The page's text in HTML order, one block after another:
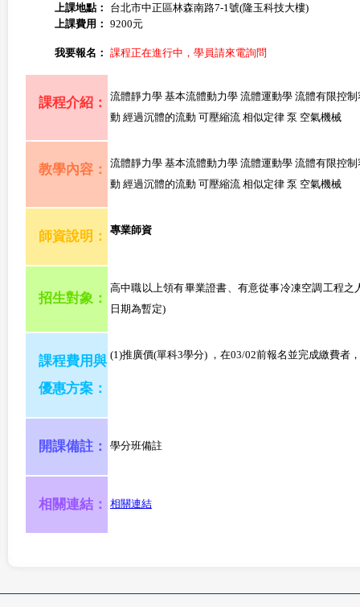
上課地點：
台北市中正區林森南路7-1號(隆玉科技大樓)
上課費用： 9200元
我要報名： 課程正在進行中，學員請來電詢問
課程介紹：
流體靜力學 基本流體動力學 流體運動學 流體有限控
動 經過沉體的流動 可壓縮流 相似定律 泵 空氣機械
教學內容：
流體靜力學 基本流體動力學 流體運動學 流體有限控
動 經過沉體的流動 可壓縮流 相似定律 泵 空氣機械
師資說明： 專業師資
招生對象：
高中職以上領有畢業證書、有意從事冷凍空調工程
日期為暫定)
課程費用與
優惠方案：
(1)推廣價(單科3學分) ，在03/02前報名並完成繳費者
開課備註： 學分班備註
相關連結： 相關連結